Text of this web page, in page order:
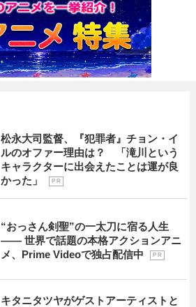
松永大司監督、『犯罪者』チョン・イ
ルのオファー理由は？ 「滝川という
キャラクターに出会えたことは運が良
かった」
P R
“おっさん剣聖”の一太刀に宿る人生
―― 世界で話題の本格アクションアニ
メ、Prime Videoで独占配信中
P R
キタニタツヤがゲストアーティストと